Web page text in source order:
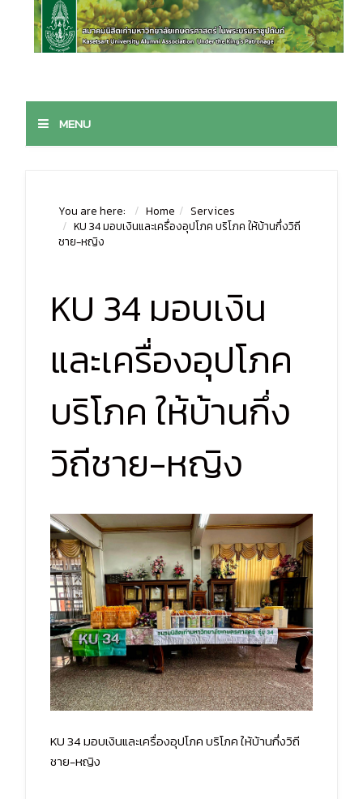
MENU
You are here: Home
Services
KU 34 มอบเงินและเครื่องอุปโภค บริโภค ให้บ้านกึ่งวิถี
ชาย-หญิง
KU 34 มอบเงิน
และเครื่องอุปโภค
บริโภค ให้บ้านกึ่ง
วิถีชาย-หญิง
KU 34 มอบเงินและเครื่องอุปโภค บริโภค ให้บ้านกึ่งวิถี
ชาย-หญิง